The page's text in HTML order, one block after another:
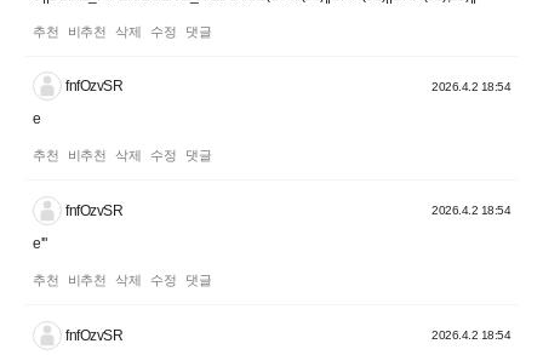
추천 비추천 삭제 수정 댓글
fnfOzvSR 2026.4.2 18:54
e
추천 비추천 삭제 수정 댓글
fnfOzvSR 2026.4.2 18:54
e'"
추천 비추천 삭제 수정 댓글
fnfOzvSR 2026.4.2 18:54